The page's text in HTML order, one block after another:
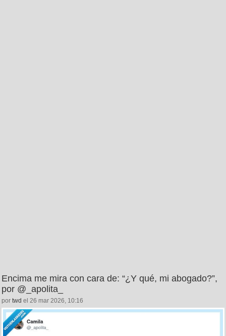
Encima me mira con cara de: “¿Y qué, mi abogado?”,
por @_apolita_
por twd el 26 mar 2026, 10:16